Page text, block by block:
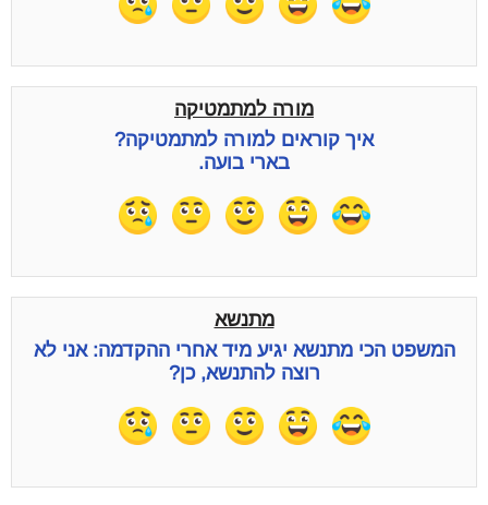
מורה למתמטיקה
איך קוראים למורה למתמטיקה?
בארי בועה.
מתנשא
המשפט הכי מתנשא יגיע מיד אחרי ההקדמה: אני לא
רוצה להתנשא, כן?